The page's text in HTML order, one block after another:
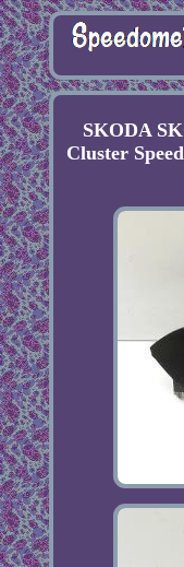
SKODA
Cluster